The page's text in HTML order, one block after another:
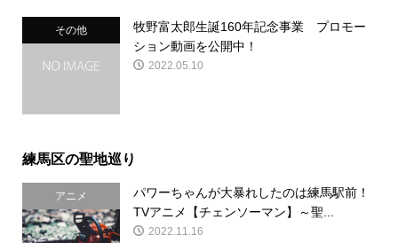
その他
牧野富太郎生誕160年記念事業 プロモー
ション動画を公開中！
2022.05.10
練馬区の聖地巡り
アニメ
パワーちゃんが大暴れしたのは練馬駅前！
TVアニメ【チェンソーマン】～聖...
2022.11.16